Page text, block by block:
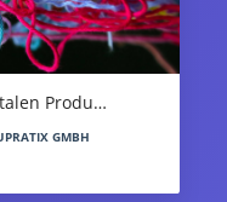
Produ…
GMBH